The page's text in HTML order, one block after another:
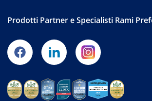
Prodotti Partner e Specialisti Rami